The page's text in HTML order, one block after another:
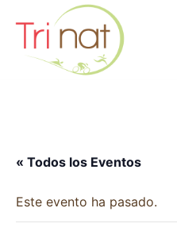
contenido
« Todos los Eventos
Este evento ha pasado.